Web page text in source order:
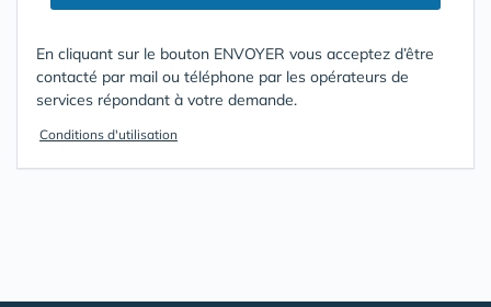
En cliquant sur le bouton ENVOYER vous acceptez d’être
contacté par mail ou téléphone par les opérateurs de
services répondant à votre demande.
Conditions d'utilisation